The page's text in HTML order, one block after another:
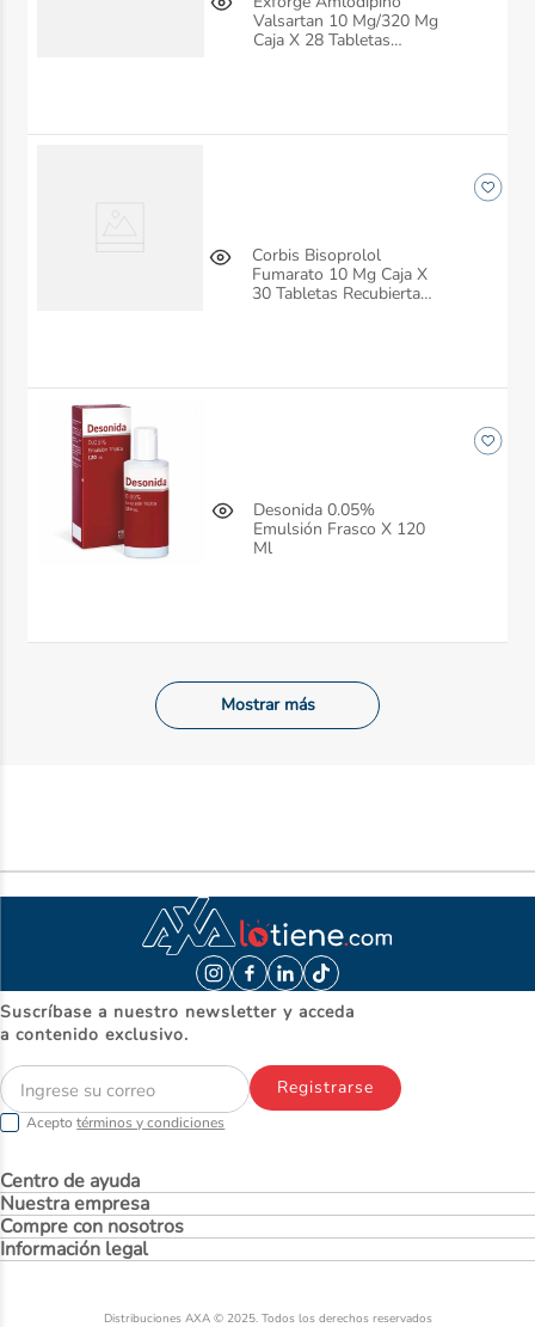
Valsartan 10 Mg/320 Mg
Caja X 28 Tabletas
Corbis Bisoprolol
Fumarato 10 Mg Caja X
30 Tabletas Recubiertas
Desonida 0.05%
Emulsión Frasco X 120
Ml
Mostrar más
Suscríbase a nuestro newsletter y acceda
a contenido exclusivo.
Aceptotérminos y condiciones
Registrarse
Centro de ayuda
Nuestra empresa
Compre con nosotros
Información legal
Distribuciones AXA © 2025. Todos los derechos reservados